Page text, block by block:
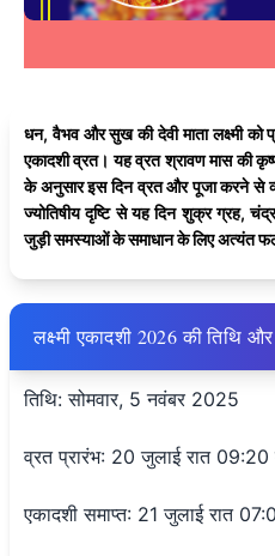
धन, वैभव और सुख की देवी माता लक्ष्मी को
एकादशी व्रत। यह व्रत श्रावण मास की
के अनुसार इस दिन व्रत और पूजा करने से
ज्योतिषीय दृष्टि से यह दिन शुक्र ग्रह,
जुड़ी समस्याओं के समाधान के लिए अत्यंत
लक्ष्मी एकादशी 2026 की तिथि
तिथि: सोमवार, 5 नवंबर 2025
व्रत प्रारंभ: 20 जुलाई रात
एकादशी समाप्त: 21 जुलाई रात